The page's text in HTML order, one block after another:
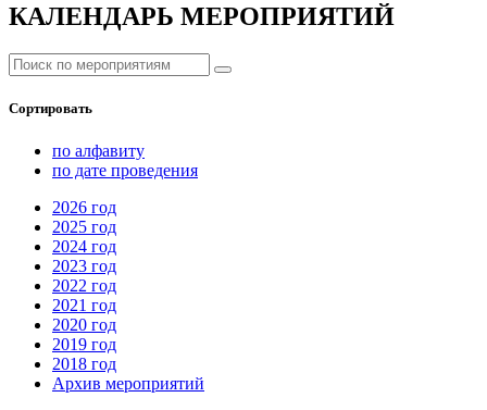
КАЛЕНДАРЬ МЕРОПРИЯТИЙ
Сортировать
по алфавиту
по дате проведения
2026 год
2025 год
2024 год
2023 год
2022 год
2021 год
2020 год
2019 год
2018 год
Архив мероприятий